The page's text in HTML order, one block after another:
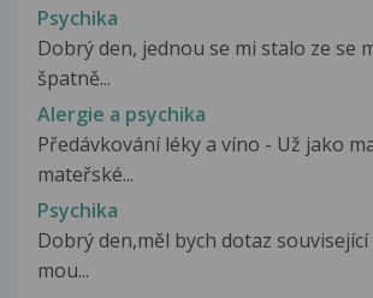
Psychika
Dobrý den, jednou se mi stalo ze se
špatně...
Alergie a psychika
Předávkování léky a víno - Už jako
mateřské...
Psychika
Dobrý den,měl bych dotaz
mou...